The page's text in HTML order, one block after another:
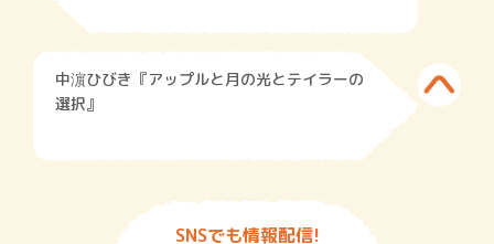
中濵ひびき『アップルと月の光とテイラーの
選択』
SNSでも情報配信!